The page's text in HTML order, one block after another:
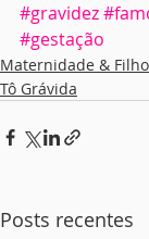
#gravidez
#gestação
Maternidade &
Tô Grávida
Posts recentes